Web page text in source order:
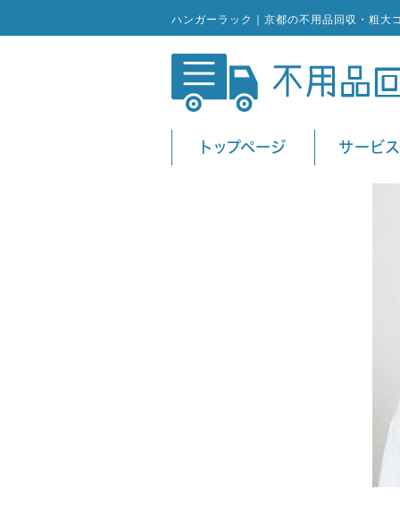
ハンガーラック｜京都の不用品回収・粗大
トップページ サービ